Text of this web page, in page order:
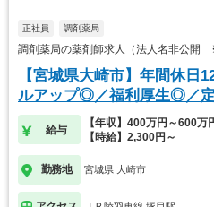
正社員 調剤薬局
調剤薬局の薬剤師求人（法人名非公開
【宮城県大崎市】年間休日
ルアップ◎／福利厚生◎／
給与
【年収】400万円～600万
【時給】2,300円～
勤務地 宮城県 大崎市